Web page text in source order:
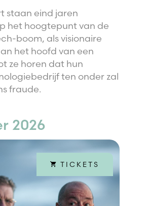
staan eind jaren
het hoogtepunt van de
boom, als visionaire
het hoofd van een
ze horen dat hun
ten onder zal
fraude.
2026
TICKETS